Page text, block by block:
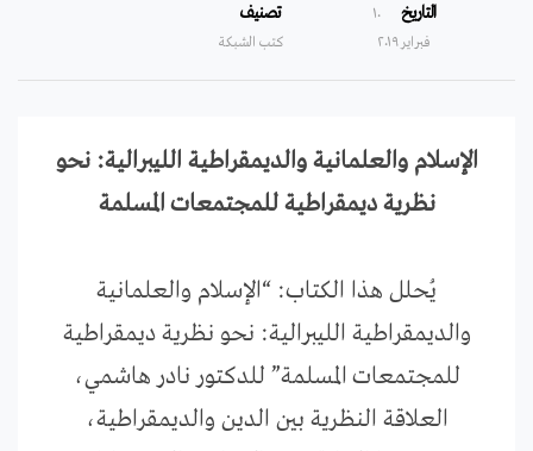
التاريخ
۱۰
فبراير ۲۰۱۹
تصنيف
كتب الشبكة
الإسلام والعلمانية والديمقراطية الليبرالية: نحو
نظرية ديمقراطية للمجتمعات المسلمة
يُحلل هذا الكتاب: “الإسلام والعلمانية
والديمقراطية الليبرالية: نحو نظرية ديمقراطية
للمجتمعات المسلمة” للدكتور نادر هاشمي،
العلاقة النظرية بين الدين والديمقراطية،